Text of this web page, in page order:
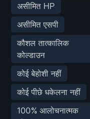
असीमित HP
असीमित एसपी
कौशल तात्कालिक
कोल्डाउन
कोई बेहोशी नहीं
कोई पीछे धकेलना नहीं
100% आलोचनात्मक